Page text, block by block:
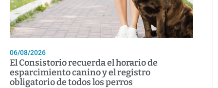
06/08/2026
El Consistorio recuerda el horario de
esparcimiento canino y el registro
obligatorio de todos los perros